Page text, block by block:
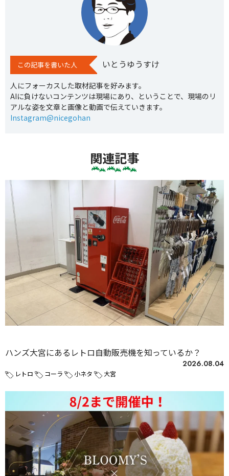
この記事を書いた人 いとうゆうすけ
人にフォーカスした取材記事を好みます。
AIに負けないコンテンツは現場にあり、ということで、現場のリ
アルな姿を文章と画像と動画で伝えていきます。
Instagram@nicegohan
関連記事
ハンズ大宮にあるレトロ自動販売機を知っているか？
2026.08.04
レトロ コーラ 小ネタ 大宮